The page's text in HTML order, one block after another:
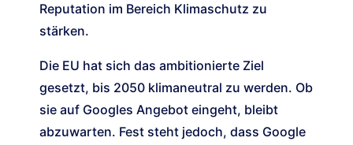
Reputation im Bereich Klimaschutz zu
stärken.
Die EU hat sich das ambitionierte Ziel
gesetzt, bis 2050 klimaneutral zu werden. Ob
sie auf Googles Angebot eingeht, bleibt
abzuwarten. Fest steht jedoch, dass Google